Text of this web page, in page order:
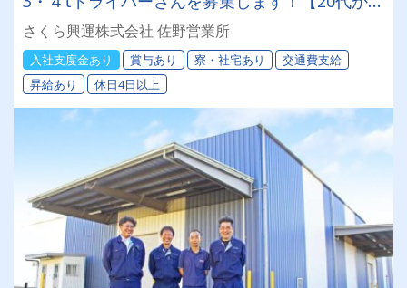
60代まで活躍中♪】
さくら興運株式会社 佐野営業所
入社支度金あり 賞与あり 寮・社宅あり
交通費支給
昇給あり
休日4日以上